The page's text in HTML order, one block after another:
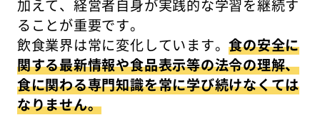
加えて、経営者自身が実践的な学習を継続す
ることが重要です。
飲食業界は常に変化しています。食の安全に
関する最新情報や食品表示等の法令の理解、
食に関わる専門知識を常に学び続けなくては
なりません。